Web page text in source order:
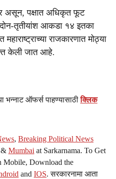
असून, पक्षात अधिकृत फूट
तृतीयांश आकडा १४ इतका
राजकारणात मोठ्या
केली जात आहे.
भन्नाट ऑफर्स पाहण्यासाठीक्लिक
, Breaking Political News
& Mumbai at Sarkarnama. To Get
Mobile, Download the
and IOS. सरकारनामा आता